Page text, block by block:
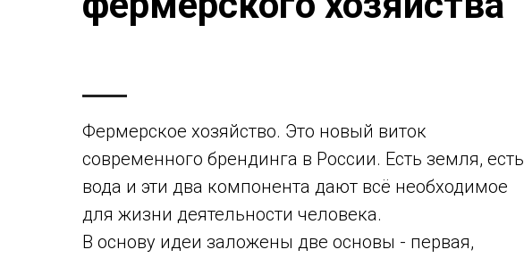
Фермерское хозяйство. Это новый виток
современного брендинга в России. Есть земля, есть
вода и эти два компонента дают всё необходимое
для жизни деятельности человека.
В основу идеи заложены две основы - первая,